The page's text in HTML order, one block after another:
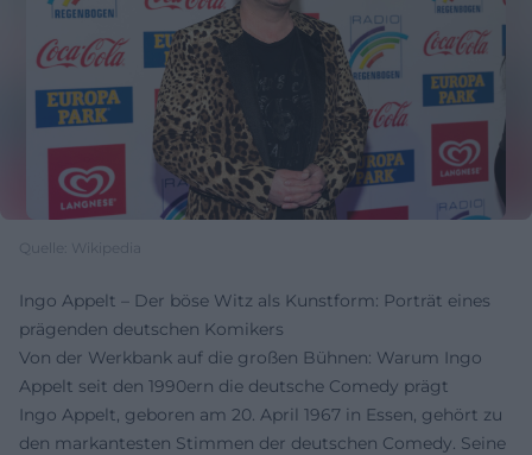
Quelle: Wikipedia
Ingo Appelt – Der böse Witz als Kunstform: Porträt eines
prägenden deutschen Komikers
Von der Werkbank auf die großen Bühnen: Warum Ingo
Appelt seit den 1990ern die deutsche Comedy prägt
Ingo Appelt, geboren am 20. April 1967 in Essen, gehört zu
den markantesten Stimmen der deutschen Comedy. Seine